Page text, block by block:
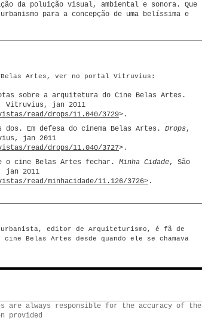
da poluição visual, ambiental e sonora. Que
para a concepção de uma belíssima e
Belas Artes, ver no portal Vitruvius:
Notas sobre a arquitetura do Cine Belas Artes.
Vitruvius, jan 2011
read/drops/11.040/3729>.
dos. Em defesa do cinema Belas Artes. Drops,
jan 2011
read/drops/11.040/3727>.
o cine Belas Artes fechar. Minha Cidade, São
jan 2011
read/minhacidade/11.126/3726> .
editor de Arquiteturismo, é fã de
Belas Artes desde quando ele se chamava
are always responsible for the accuracy of the
provided